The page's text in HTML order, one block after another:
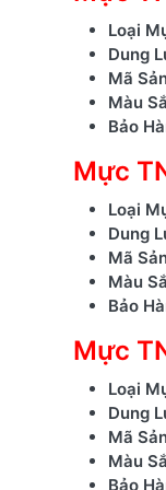
Loại
Dung
Mã
Màu
Bảo
Mực
Loại
Dung
Mã
Màu
Bảo
Mực
Loại
Dung
Mã
Màu
Bảo